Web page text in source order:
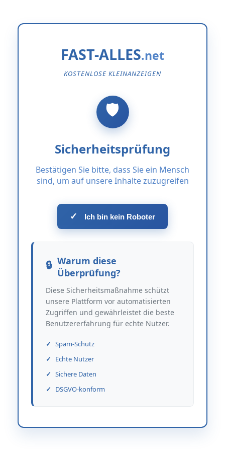
FAST-ALLES
KOSTENLOSE KLEINANZEIGEN
Sicherheitsprüfung
Bestätigen Sie bitte, dass Sie ein Mensch
sind, um auf unsere Inhalte zuzugreifen
✓ Ich bin kein Roboter
Warum diese
Überprüfung?
Diese Sicherheitsmaßnahme schützt
unsere Plattform vor automatisierten
Zugriffen und gewährleistet die beste
Benutzererfahrung für echte Nutzer.
Spam-Schutz
Echte Nutzer
Sichere Daten
DSGVO-konform